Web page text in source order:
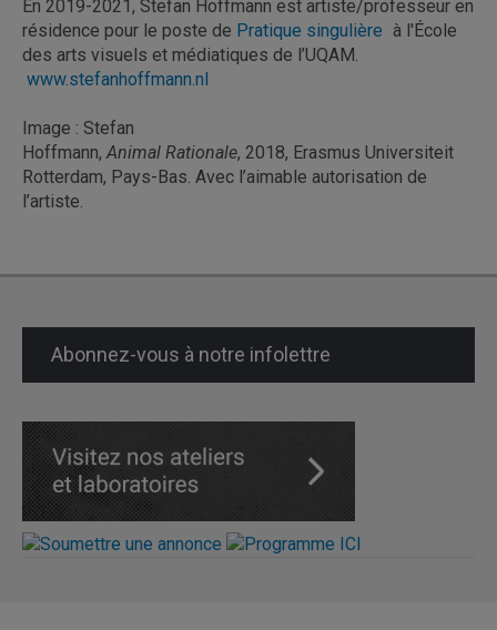
En 2019-2021, Stefan Hoffmann est artiste/professeur en
résidence pour le poste de Pratique singulière à l'École
des arts visuels et médiatiques de l’UQAM.
www.stefanhoffmann.nl
Image : Stefan
Hoffmann,Animal Rationale, 2018, Erasmus Universiteit
Rotterdam, Pays-Bas. Avec l’aimable autorisation de
l’artiste.
Abonnez-vous à notre infolettre